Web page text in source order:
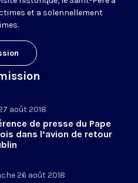
et a solennellement
août 2018
de presse du Pape
dans l’avion de retour
26 août 2018